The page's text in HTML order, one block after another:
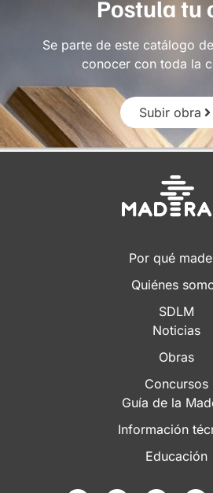
Postula tu
Se parte de este catálogo
conocer con toda la
Subir obra
Por qué
Quiénes
SDLM
Noticias
Obras
Concursos
Guía de la
Información
Educación